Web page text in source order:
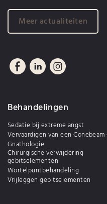
Meer actualiteiten
Behandelingen
Sedatie bij extreme angst
Vervaardigen van een Conebeam
Gnathologie
Chirurgische verwijdering
gebitselementen
Wortelpuntbehandeling
Vrijleggen gebitselementen